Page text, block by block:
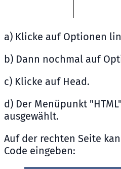
a) Klicke auf Optionen
b) Dann nochmal auf
c) Klicke auf Head.
d) Der Menüpunkt
ausgewählt.
Auf der rechten Seite
Code eingeben: